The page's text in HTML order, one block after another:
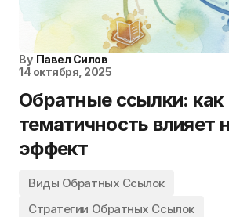
By Павел Силов
14 октября, 2025
Обратные ссылки: как
тематичность влияет
эффект
Виды Обратных Ссылок
Стратегии Обратных Ссылок